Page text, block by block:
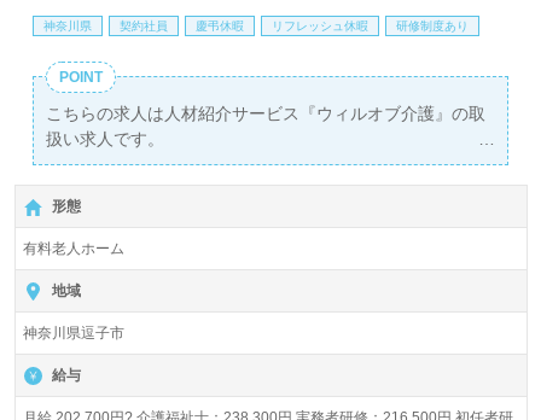
神奈川県 契約社員 慶弔休暇 リフレッシュ休暇 研修制度あり
POINT
こちらの求人は人材紹介サービス『ウィルオブ介護』の取
扱い求人です。
詳細に関してお気軽にご相談ください♪
【無料】で皆さんの転職活動をサポートいたします。
形態
有料老人ホーム
地域
神奈川県逗子市
給与